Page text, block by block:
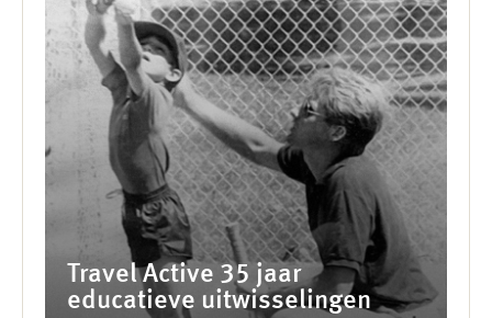
Travel Active 35 jaar
educatieve uitwisselingen